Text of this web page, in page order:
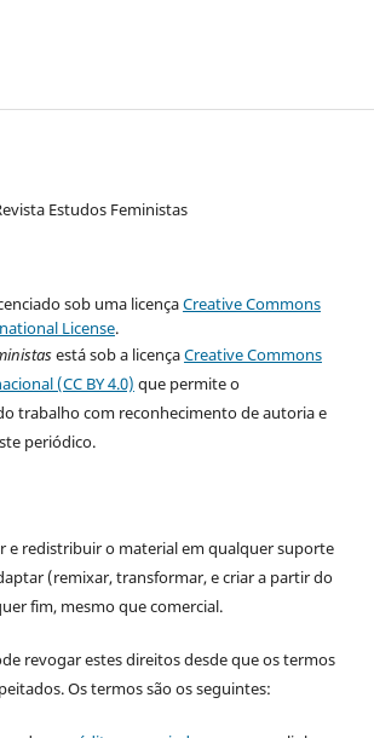
Estudos Feministas
sob uma licençaCreative Commons
License.
está sob a licençaCreative Commons
(CC BY 4.0) que permite o
trabalho com reconhecimento de autoria e
periódico.
e redistribuir o material em qualquer suporte
(remixar, transformar, e criar a partir do
fim, mesmo que comercial.
revogar estes direitos desde que os termos
Os termos são os seguintes: